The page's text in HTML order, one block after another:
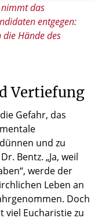
das
entgegen:
die Hände des
Vertiefung
Gefahr, das
und zu
Bentz. „Ja, weil
werde der
Leben an
Doch
viel Eucharistie zu